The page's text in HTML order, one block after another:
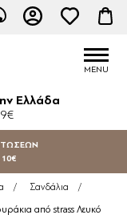
Ελλάδα
/ Σανδάλια /
από strass Λευκό